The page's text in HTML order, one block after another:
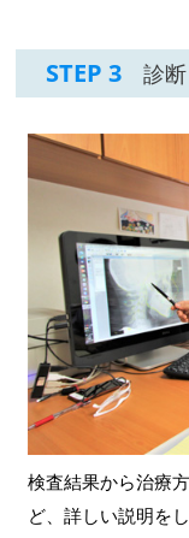
STEP 3 診断
検査結果から治療
ど、詳しい説明をし